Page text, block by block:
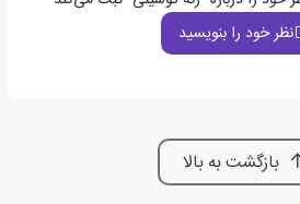
نظر خود را بنویسید
بازگشت به بالا